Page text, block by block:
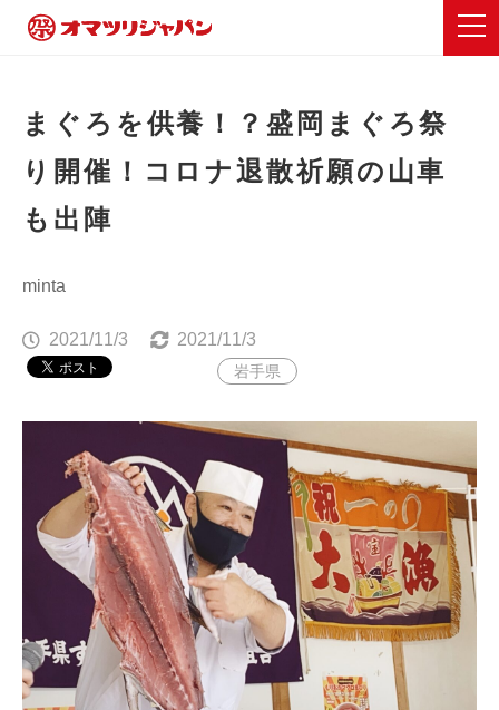
まぐろを供養！？盛岡まぐろ祭
り開催！コロナ退散祈願の山車
も出陣
minta
2021/11/3 2021/11/3
岩手県